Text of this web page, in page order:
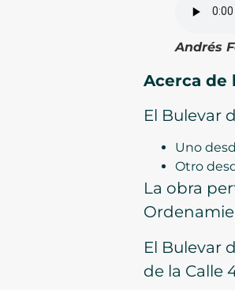
Andrés
Acerca de
El Bulevar
Uno
Otro
La obra
El Bulevar
de la Calle